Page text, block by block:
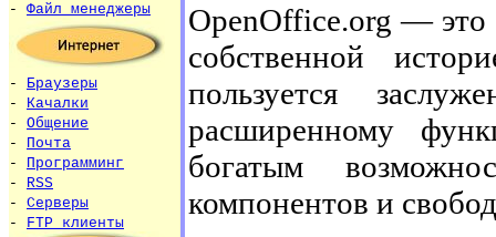
- Файл менеджеры
- Браузеры
- Качалки
- Общение
- Почта
- Программинг
- RSS
- Серверы
- FTP клиенты
OpenOffice.org — это
собственной
пользуется
расширенному
богатым
компонентов и